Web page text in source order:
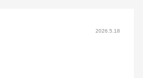
2026.5.18